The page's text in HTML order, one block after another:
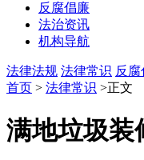
反腐倡廉
法治资讯
机构导航
法律法规 法律常识 反
首页 > 法律常识 >正文
满地垃圾装